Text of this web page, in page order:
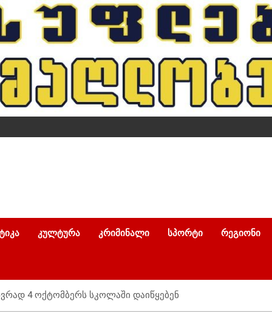
ᲙᲣᲚᲢᲣᲠᲐ ᲙᲠᲘᲛᲘᲜᲐᲚᲘ ᲡᲞᲝᲠᲢᲘ ᲠᲔᲒᲘᲝᲜᲘ
4 ოქტომბერს სკოლაში დაიწყებენ